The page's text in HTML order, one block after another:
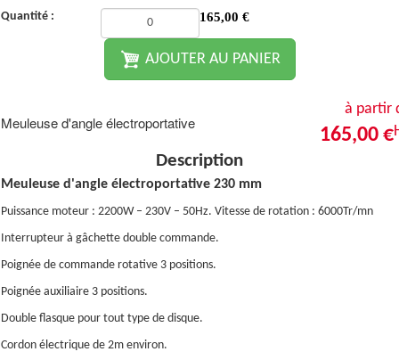
Quantité :
165,00 €
AJOUTER AU PANIER
à partir
165,00 €
Meuleuse d'angle électroportative
Description
Meuleuse d'angle électroportative 230 mm
Puissance moteur : 2200W – 230V – 50Hz. Vitesse de rotation : 6000Tr/mn
Interrupteur à gâchette double commande.
Poignée de commande rotative 3 positions.
Poignée auxiliaire 3 positions.
Double flasque pour tout type de disque.
Cordon électrique de 2m environ.